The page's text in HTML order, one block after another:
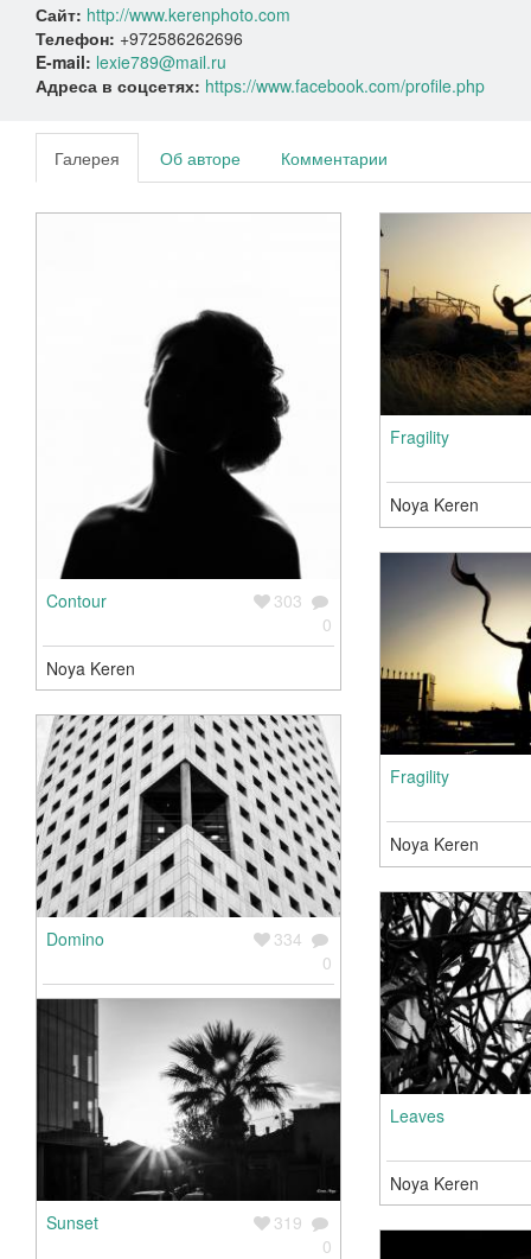
Сайт: http://www.kerenphoto.com
Телефон: +972586262696
E-mail: lexie789@mail.ru
Адреса в соцсетях: https://www.facebook.com/profile.php
Галерея Об авторе Комментарии
Contour
303
0
Noya Keren
Fragility
Noya Keren
Fragility
Noya Keren
Domino
334
0
Noya Keren
$100
Leaves
Noya Keren
Sunset
319
0